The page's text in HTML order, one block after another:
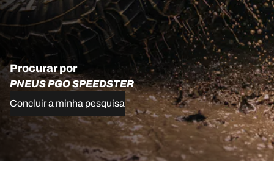
Procurar por
PNEUS PGO SPEEDSTER
Concluir a minha pesquisa